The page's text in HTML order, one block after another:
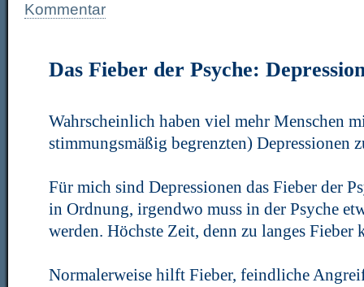
Kommentar
Das Fieber der Psyche:
Wahrscheinlich haben viel mehr Menschen
stimmungsmäßig begrenzten) Depressionen
Für mich sind Depressionen das Fieber der
in Ordnung, irgendwo muss in der Psyche
werden. Höchste Zeit, denn zu langes Fieber
Normalerweise hilft Fieber, feindliche